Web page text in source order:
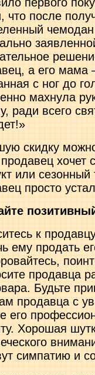
что после
а его мама
с ног до
махнула
ради всего
скидку
продавец хочет
или
просто
к
ему продать
продавца
Будьте
продавца с
его
Хорошая
симпатию и